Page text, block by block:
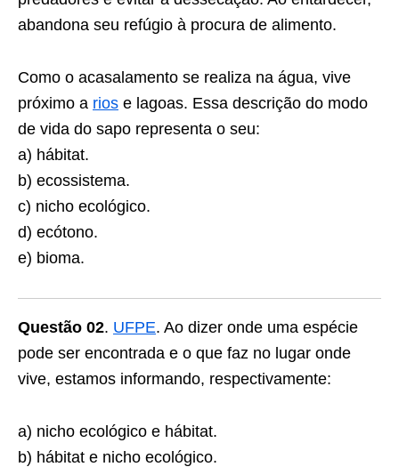
abandona seu refúgio à procura de alimento.
Como o acasalamento se realiza na água, vive
próximo a rios e lagoas. Essa descrição do modo
de vida do sapo representa o seu:
a) hábitat.
b) ecossistema.
c) nicho ecológico.
d) ecótono.
e) bioma.
Questão 02. UFPE. Ao dizer onde uma espécie
pode ser encontrada e o que faz no lugar onde
vive, estamos informando, respectivamente:
a) nicho ecológico e hábitat.
b) hábitat e nicho ecológico.